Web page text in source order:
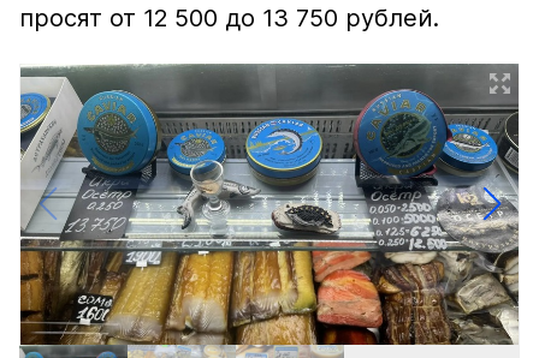
просят от 12 500 до 13 750 рублей.